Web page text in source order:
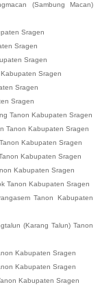
(Sambung Macan)
Sragen
Sragen
Sragen
Kabupaten Sragen
Sragen
Sragen
Tanon Kabupaten Sragen
Tanon Kabupaten Sragen
Tanon Kabupaten Sragen
Kabupaten Sragen
Kabupaten Sragen
Tanon Kabupaten Sragen
Tanon
Kabupaten
(Karang Talun) Tanon
Kabupaten Sragen
Kabupaten Sragen
Kabupaten Sragen